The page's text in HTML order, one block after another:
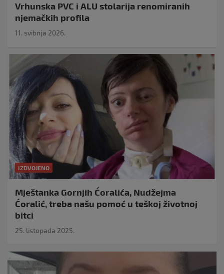
Vrhunska PVC i ALU stolarija renomiranih
njemačkih profila
11. svibnja 2026.
IZDVOJENO
Mještanka Gornjih Ćoralića, Nudžejma
Ćoralić, treba našu pomoć u teškoj životnoj
bitci
25. listopada 2025.